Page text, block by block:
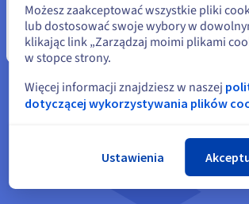
Możesz zaakceptować wszystkie pliki
lub dostosować swoje wybory w
klikając link „Zarządzaj moimi plikami
w stopce strony.
Więcej informacji znajdziesz w naszej
dotyczącej wykorzystywania plików
Ustawienia